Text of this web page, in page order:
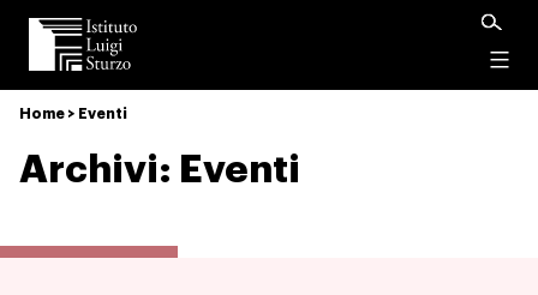
Istituto
Luigi
Sturzo
Home > Eventi
Archivi: Eventi